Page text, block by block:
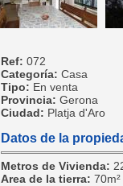
Ref: 072
Categoría: Casa
Tipo: En venta
Provincia: Gerona
Ciudad: Platja d'Aro
Datos de la
Metros de Vivienda:
Area de la tierra: 70m²